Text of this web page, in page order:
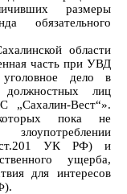
размеры
обязательного
области
часть при УВД
дело в
лиц
Вест“».
пока не
ст.201 УК РФ) и
ущерба,
для интересов